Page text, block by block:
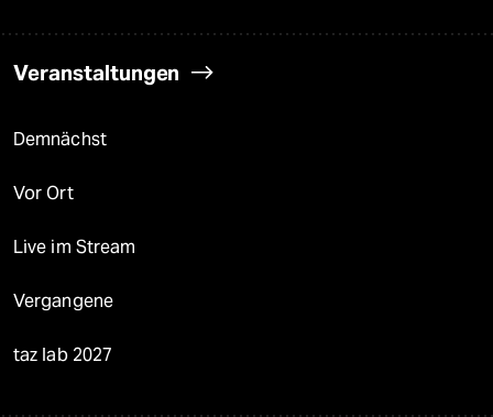
Veranstaltungen
Demnächst
Vor Ort
Live im Stream
Vergangene
taz lab 2027